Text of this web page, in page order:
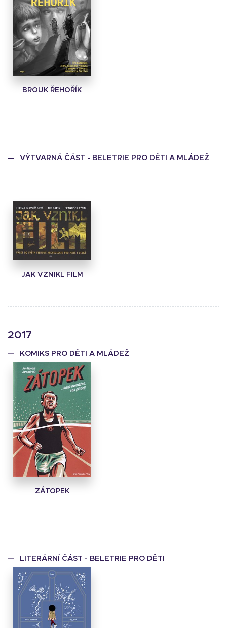
BROUK ŘEHOŘÍK
VÝTVARNÁ ČÁST - BELETRIE PRO DĚTI A MLÁDEŽ
JAK VZNIKL FILM
2017
KOMIKS PRO DĚTI A MLÁDEŽ
ZÁTOPEK
LITERÁRNÍ ČÁST - BELETRIE PRO DĚTI